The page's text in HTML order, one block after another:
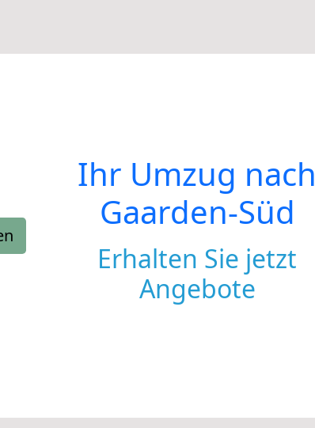
Ihr Umzug nach
Gaarden-Süd
Erhalten Sie jetzt
Angebote